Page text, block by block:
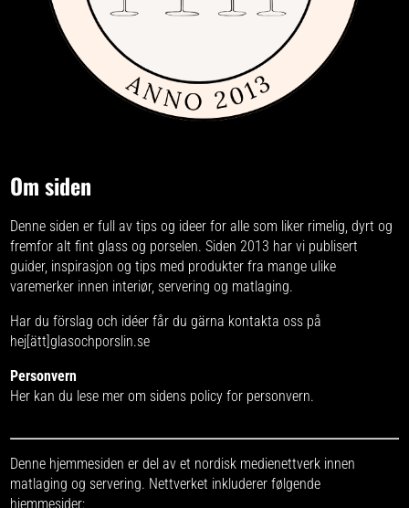
Om siden
Denne siden er full av tips og ideer for alle som liker rimelig, dyrt og
fremfor alt fint glass og porselen. Siden 2013 har vi publisert
guider, inspirasjon og tips med produkter fra mange ulike
varemerker innen interiør, servering og matlaging.
Har du förslag och idéer får du gärna kontakta oss på
hej[ätt]glasochporslin.se
Personvern
Her kan du lese mer om sidens policy for personvern.
Denne hjemmesiden er del av et nordisk medienettverk innen
matlaging og servering. Nettverket inkluderer følgende
hjemmesider: